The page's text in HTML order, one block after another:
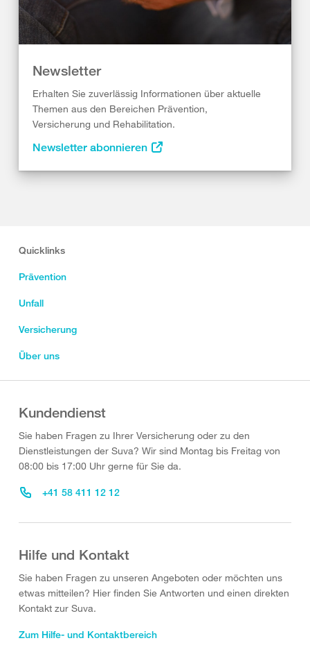
Newsletter
Erhalten Sie zuverlässig Informationen über aktuelle
Themen aus den Bereichen Prävention,
Versicherung und Rehabilitation.
Newsletter abonnieren
Quicklinks
Prävention
Unfall
Versicherung
Über uns
Kundendienst
Sie haben Fragen zu Ihrer Versicherung oder zu den
Dienstleistungen der Suva? Wir sind Montag bis Freitag von
08:00 bis 17:00 Uhr gerne für Sie da.
+41 58 411 12 12
Hilfe und Kontakt
Sie haben Fragen zu unseren Angeboten oder möchten uns
etwas mitteilen? Hier finden Sie Antworten und einen direkten
Kontakt zur Suva.
Zum Hilfe- und Kontaktbereich